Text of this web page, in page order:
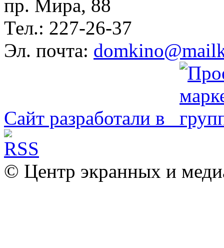
пр. Мира, 88
Тел.: 227-26-37
Эл. почта:
Сайт разработали в
© Центр экранных и